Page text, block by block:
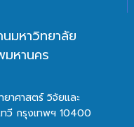
มหาวิทยาลัย
หานคร
าศาสตร์ วิจัยและ
ทวี กรุงเทพฯ 10400